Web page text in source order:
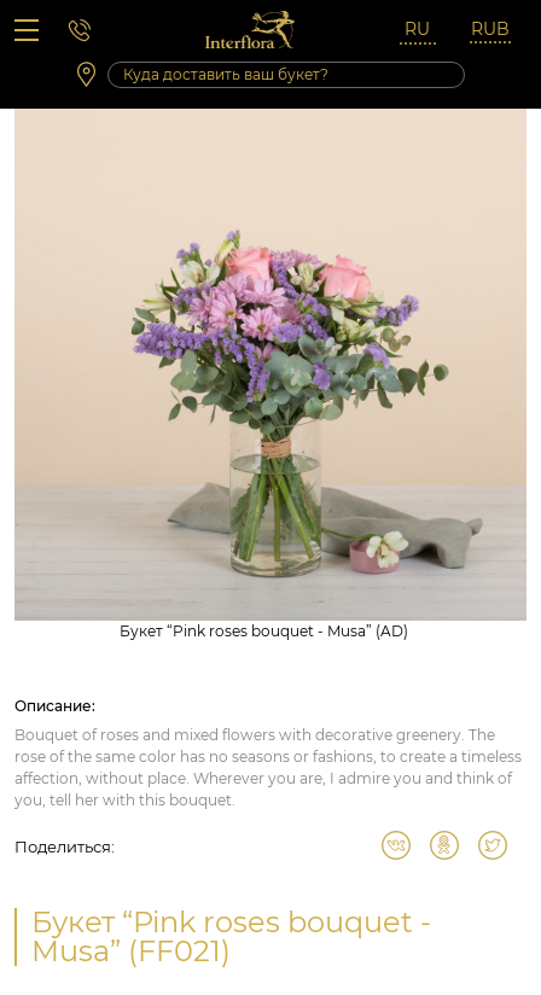
Вопросы-ответы
Сб 10:00 ‐ 14:00
Выходные и праздничные дни
Букет “Pink roses bouquet - Musa” (AD)
Описание:
Bouquet of roses and mixed flowers with decorative greenery. The
rose of the same color has no seasons or fashions, to create a timeless
affection, without place. Wherever you are, I admire you and think of
you, tell her with this bouquet.
Поделиться:
Букет “Pink roses bouquet -
Musa” (FF021)